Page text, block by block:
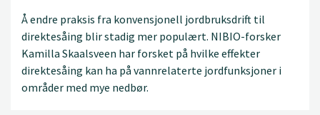
Å endre praksis fra konvensjonell jordbruksdrift til
direktesåing blir stadig mer populært. NIBIO-forsker
Kamilla Skaalsveen har forsket på hvilke effekter
direktesåing kan ha på vannrelaterte jordfunksjoner i
områder med mye nedbør.